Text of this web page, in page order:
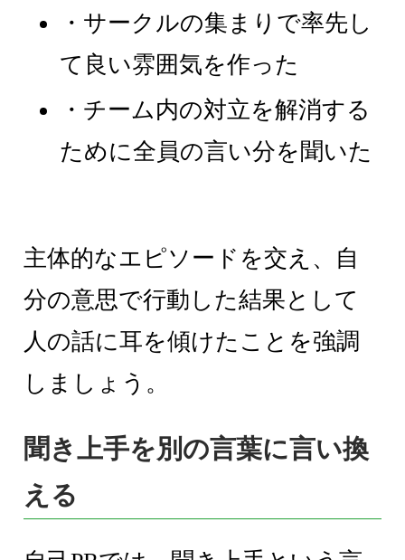
・サークルの集まりで率先し
て良い雰囲気を作った
・チーム内の対立を解消する
ために全員の言い分を聞いた
主体的なエピソードを交え、自
分の意思で行動した結果として
人の話に耳を傾けたことを強調
しましょう。
聞き上手を別の言葉に言い換
える